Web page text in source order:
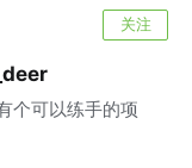
关注
个可以练手的项